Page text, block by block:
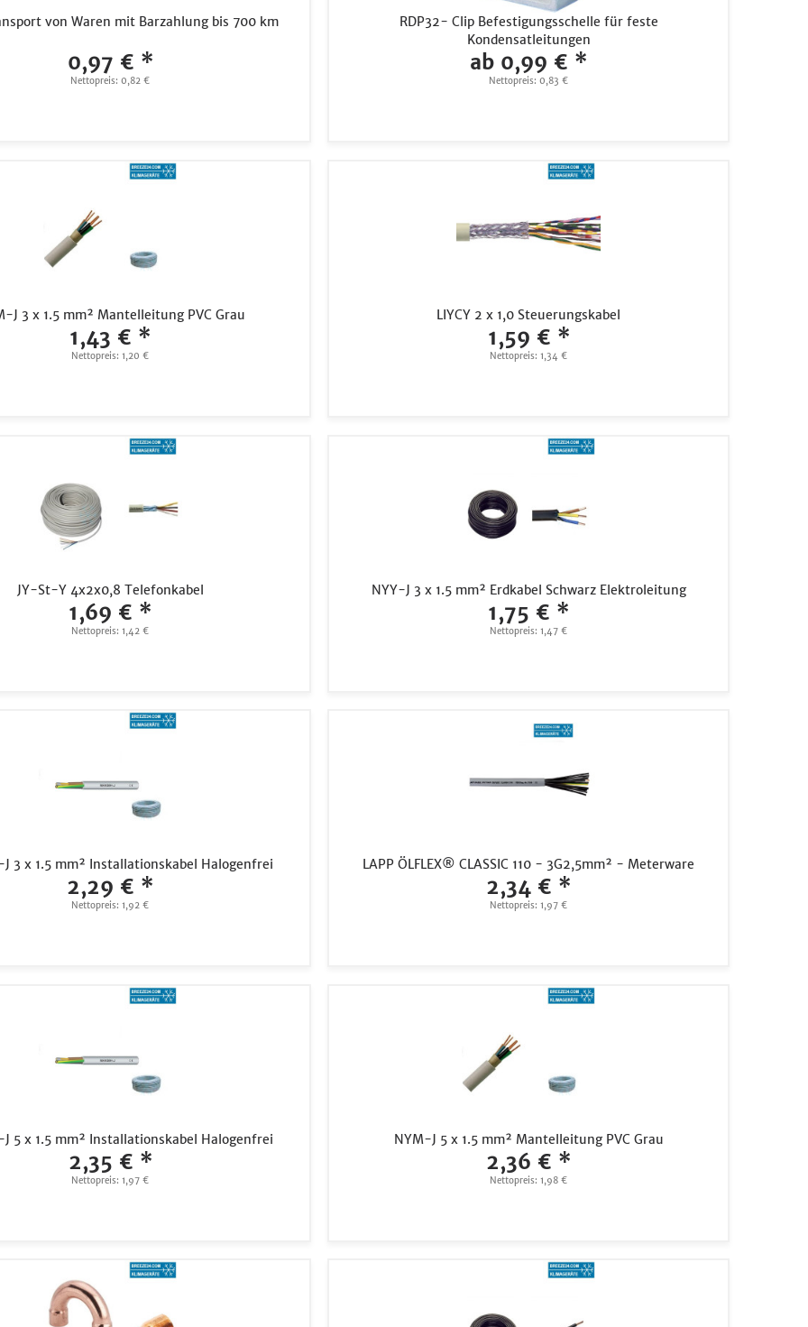
von Waren mit Barzahlung bis 700 km
0,97 € *
Nettopreis: 0,82 €
RDP32- Clip Befestigungsschelle für feste
Kondensatleitungen
ab 0,99 € *
Nettopreis: 0,83 €
J 3 x 1.5 mm² Mantelleitung PVC Grau
1,43 € *
Nettopreis: 1,20 €
LIYCY 2 x 1,0 Steuerungskabel
1,59 € *
Nettopreis: 1,34 €
JY-St-Y 4x2x0,8 Telefonkabel
1,69 € *
Nettopreis: 1,42 €
NYY-J 3 x 1.5 mm² Erdkabel Schwarz Elektroleitung
1,75 € *
Nettopreis: 1,47 €
3 x 1.5 mm² Installationskabel Halogenfrei
2,29 € *
Nettopreis: 1,92 €
LAPP ÖLFLEX® CLASSIC 110 - 3G2,5mm² - Meterware
2,34 € *
Nettopreis: 1,97 €
5 x 1.5 mm² Installationskabel Halogenfrei
2,35 € *
Nettopreis: 1,97 €
NYM-J 5 x 1.5 mm² Mantelleitung PVC Grau
2,36 € *
Nettopreis: 1,98 €